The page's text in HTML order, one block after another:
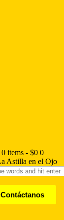
0 items -$0 0
Contáctanos